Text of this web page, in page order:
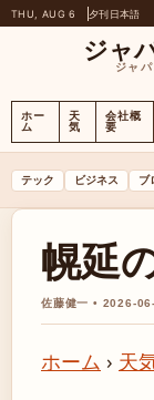
THU, AUG 6 夕刊日本語
ジャ
ジャ
ホー
ム
天
気
会社概
要
テック ビジネス ブ
幌延
佐藤健一 • 2026-
ホーム › 天